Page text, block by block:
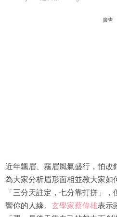
廣告
近年飄眉、霧眉風氣盛行，怕改
為大家分析眉形面相並教大家如
「三分天註定，七分靠打拼」，
響你的人緣。 玄學家蔡偉雄表示